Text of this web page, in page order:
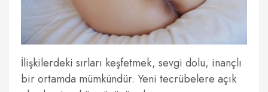
İlişkilerdeki sırları keşfetmek, sevgi dolu, inançlı
bir ortamda mümkündür. Yeni tecrübelere açık